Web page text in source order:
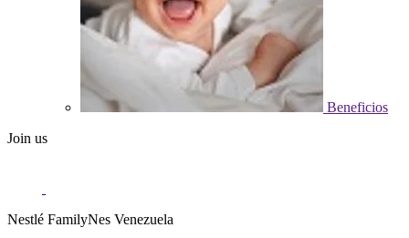
Beneficios
Join us
Nestlé FamilyNes Venezuela